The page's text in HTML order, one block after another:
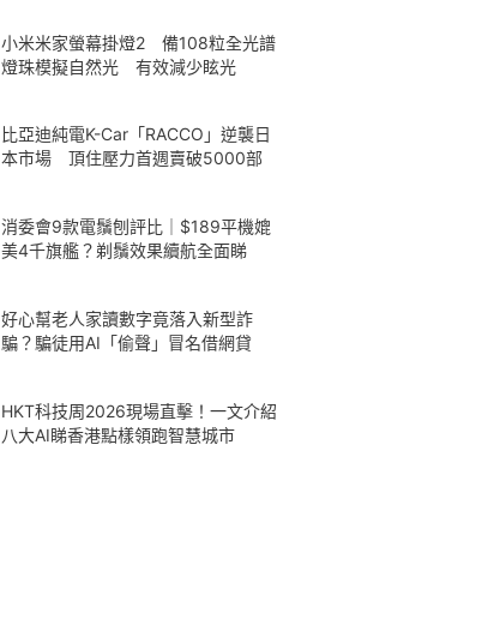
小米米家螢幕掛燈2 備108粒全光譜
燈珠模擬自然光 有效減少眩光
比亞迪純電K-Car「RACCO」逆襲日
本市場 頂住壓力首週賣破5000部
消委會9款電鬚刨評比｜$189平機媲
美4千旗艦？剃鬚效果續航全面睇
好心幫老人家讀數字竟落入新型詐
騙？騙徒用AI「偷聲」冒名借網貸
HKT科技周2026現場直擊！一文介紹
八大AI睇香港點樣領跑智慧城市